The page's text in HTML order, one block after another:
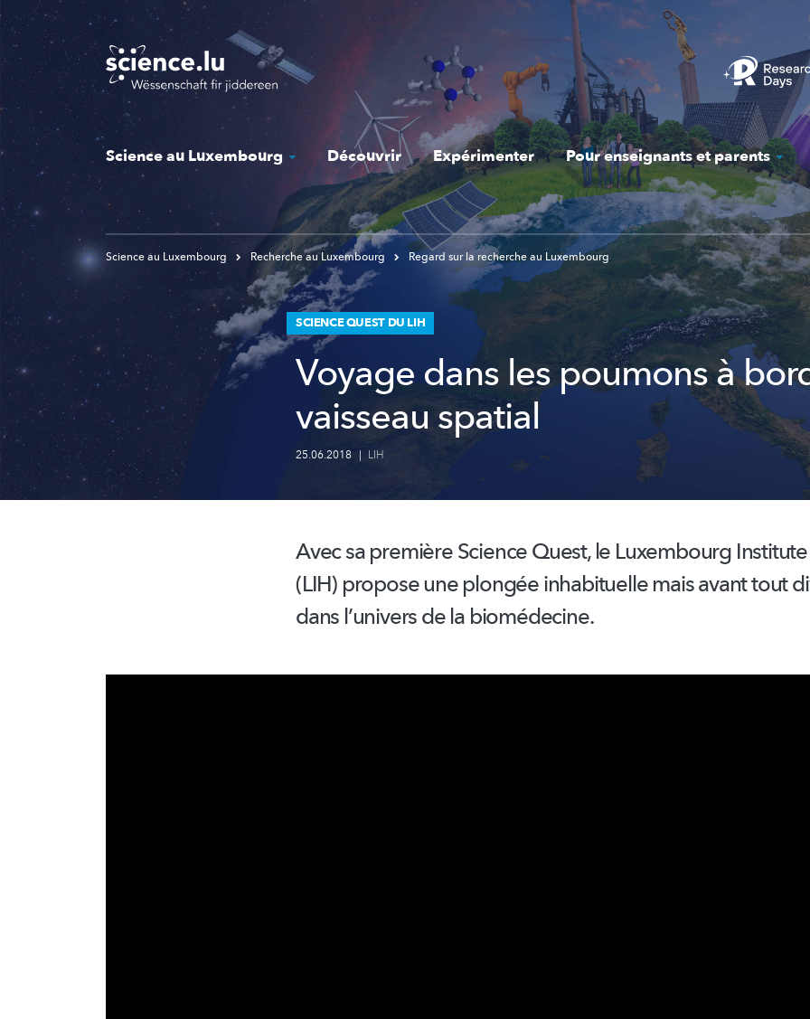
Skip
to
main
content
Science au Luxembourg Découvrir Expérimenter Pour enseignants et parents
Science au Luxembourg Recherche au Luxembourg Regard sur la recherche au Luxembourg
SCIENCE QUEST DU LIH
Voyage dans les poumons à
vaisseau spatial
25.06.2018 | LIH
Avec sa première Science Quest, le Luxembourg
(LIH) propose une plongée inhabituelle mais avant tout
dans l’univers de la biomédecine.